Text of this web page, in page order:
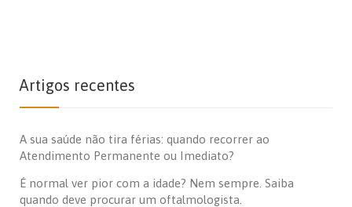
Artigos recentes
A sua saúde não tira férias: quando recorrer ao
Atendimento Permanente ou Imediato?
É normal ver pior com a idade? Nem sempre. Saiba
quando deve procurar um oftalmologista.